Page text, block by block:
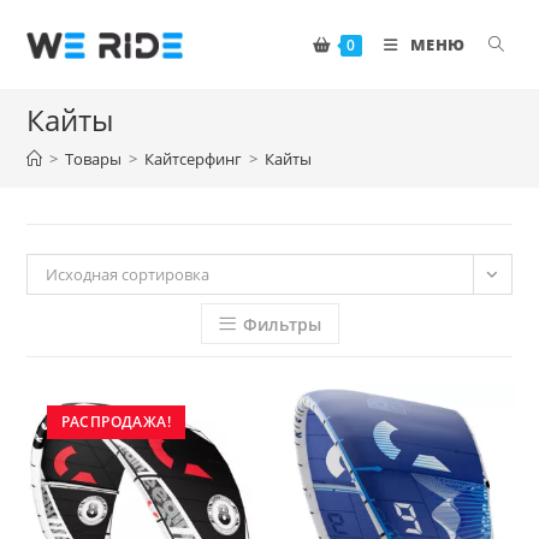
0 МЕНЮ
Кайты
> Товары > Кайтсерфинг > Кайты
Исходная сортировка
Фильтры
РАСПРОДАЖА!